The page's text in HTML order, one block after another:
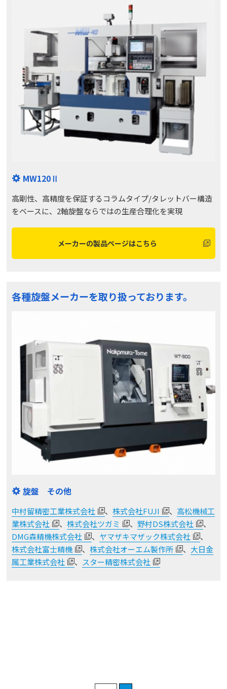
MW120Ⅱ
高剛性、高精度を保証するコラムタイプ/タレットバー構造
をベースに、2軸旋盤ならではの生産合理化を実現
メーカーの製品ページはこちら
各種旋盤メーカーを取り扱っております。
旋盤 その他
中村留精密工業株式会社 、株式会社FUJI 、 高松機械工
業株式会社
、株式会社ツガミ 、 野村DS株式会社
、
DMG森精機株式会社
、 ヤマザキマザック株式会社
、
株式会社富士精機
、株式会社オーエム製作所 、 大日金
属工業株式会社
、 スター精密株式会社